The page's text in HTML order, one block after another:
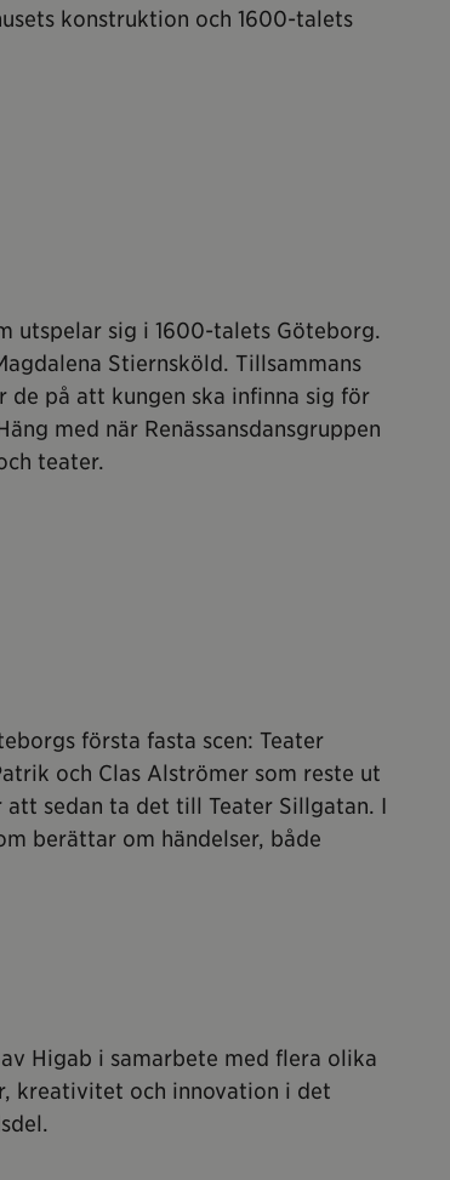
konstruktion och 1600-talets
utspelar sig i 1600-talets Göteborg.
Stiernsköld. Tillsammans
på att kungen ska infinna sig för
med när Renässansdansgruppen
teater.
första fasta scen: Teater
och Clas Alströmer som reste ut
sedan ta det till Teater Sillgatan. I
berättar om händelser, både
Higab i samarbete med flera olika
kreativitet och innovation i det